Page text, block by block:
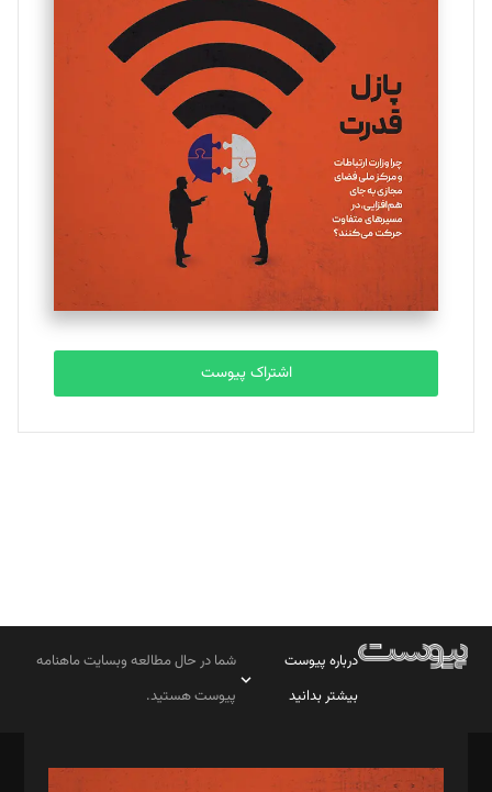
یسنا امان‌پور
تحریریه
ملینا جعفری
تحریریه
مصطفی مسجدی آرانی
تحریریه
بابک نقاش
تحریریه
اشتراک پیوست
درباره پیوست
بیشتر بدانید
شما در حال مطالعه وبسایت ماهنامه
پیوست هستید.
مدیر مسئول: محمدباقر اثنی‌عشری